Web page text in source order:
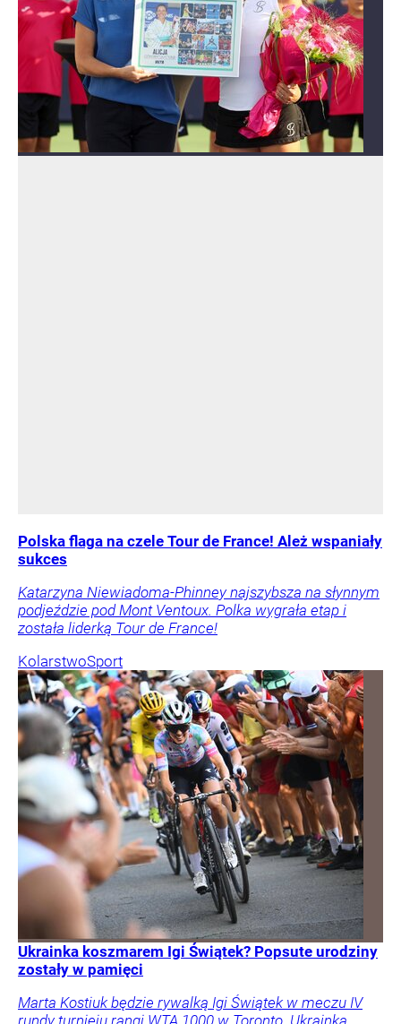
Polska flaga na czele Tour de France! Ależ wspaniały
sukces
Katarzyna Niewiadoma-Phinney najszybsza na słynnym
podjeździe pod Mont Ventoux. Polka wygrała etap i
została liderką Tour de France!
KolarstwoSport
Ukrainka koszmarem Igi Świątek? Popsute urodziny
zostały w pamięci
Marta Kostiuk będzie rywalką Igi Świątek w meczu IV